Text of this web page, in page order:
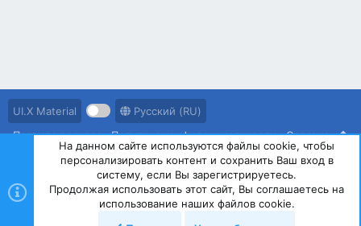
UI.X Material
Русский (RU)
Правила ресурса
Политика конфиденциальности Справка
Community platform by XenForo © 2010-2023 XenForo Ltd.
На данном сайте используются файлы cookie, чтобы
персонализировать контент и сохранить Ваш вход в
систему, если Вы зарегистрируетесь.
Продолжая использовать этот сайт, Вы соглашаетесь на
использование наших файлов cookie.